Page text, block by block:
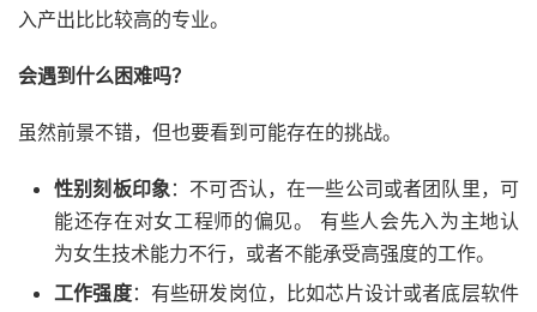
入产出比比较高的专业。
会遇到什么困难吗？
虽然前景不错，但也要看到可能存在的挑战。
性别刻板印象：不可否认，在一些公司或者团队里，可
能还存在对女工程师的偏见。 有些人会先入为主地认
为女生技术能力不行，或者不能承受高强度的工作。
工作强度：有些研发岗位，比如芯片设计或者底层软件